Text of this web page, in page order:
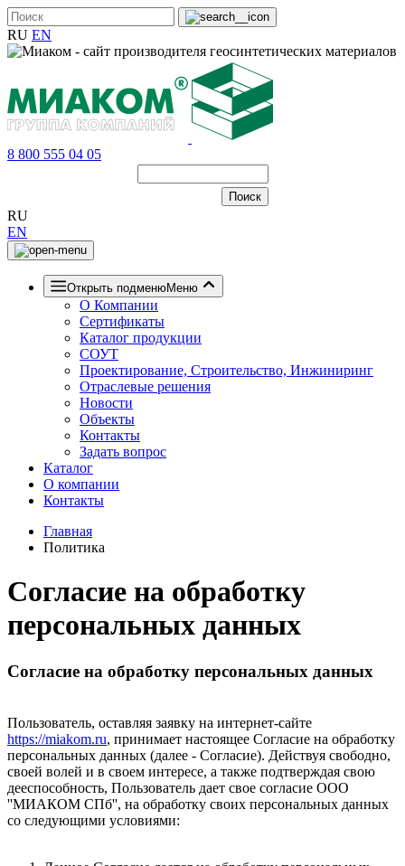
RU EN
8 800 555 04 05
RU
EN
Открыть подменюМеню
О Компании
Сертификаты
Каталог продукции
СОУТ
Проектирование, Строительство, Инжиниринг
Отраслевые решения
Новости
Объекты
Контакты
Задать вопрос
Каталог
О компании
Контакты
Главная
Политика
Согласие на обработку
персональных данных
Согласие на обработку персональных данных
Пользователь, оставляя заявку на интернет-сайте
https://miakom.ru, принимает настоящее Согласие на обработку
персональных данных (далее - Согласие). Действуя свободно,
своей волей и в своем интересе, а также подтверждая свою
дееспособность, Пользователь дает свое согласие ООО
''МИАКОМ СПб'', на обработку своих персональных данных
со следующими условиями: